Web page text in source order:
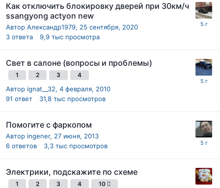
Как отключить блокировку дверей при 30км/ч
ssangyong actyon new
Автор Александр1979, 25 сентября, 2020
3 ответа 9,9 тыс просмотра
Свет в салоне (вопросы и проблемы)
1 2 3 4
Автор ignat__32, 4 февраля, 2010
91 ответ 31,8 тыс просмотров
Помогите с фаркопом
Автор ingener, 27 июня, 2013
6 ответов 3,3 тыс просмотров
Электрики, подскажите по схеме
1 2 3 4 10